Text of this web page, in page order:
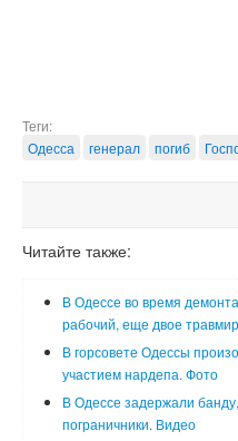
Теги:
Одесса
генерал погиб
Читайте также:
В Одессе во время
рабочий, еще двое
В горсовете Одессы
участием нардепа. Фото
В Одессе задержали
пограничники. Видео